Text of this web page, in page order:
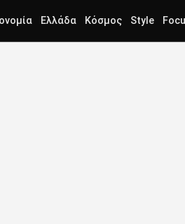
Ελλάδα Κόσμος Style